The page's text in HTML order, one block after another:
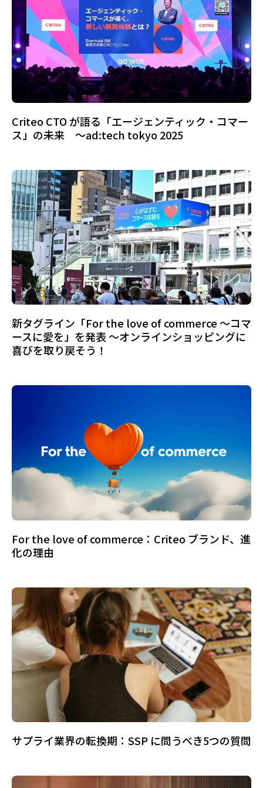
Criteo CTO が語る「エージェンティック・コマー
ス」の未来 ～ad:tech tokyo 2025
新タグライン「For the love of commerce ～コマ
ースに愛を」を発表 ～オンラインショッピングに
喜びを取り戻そう！
For the love of commerce：Criteo ブランド、進
化の理由
サプライ業界の転換期：SSP に問うべき5つの質問